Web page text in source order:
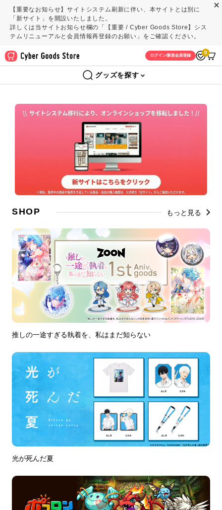
【重要なお知らせ】サイトシステム刷新に伴い、本サイトとは別に
「新サイト」を開設いたしました。
詳しくは当サイトお知らせ欄の「【重要 / Cyber Goods Store】シス
テムリニューアルと会員情報再登録のお願い」をご確認ください。
ログイン/新規会員登録
0
グッズを探す
SHOP もっと見る
推しの一途すぎる執着を、私はまだ知らない
光が死んだ夏